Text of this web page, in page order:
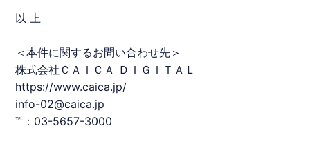
以 上
＜本件に関するお問い合わせ先＞
株式会社ＣＡＩＣＡ ＤＩＧＩＴＡＬ
https://www.caica.jp/
info-02@caica.jp
℡：03-5657-3000